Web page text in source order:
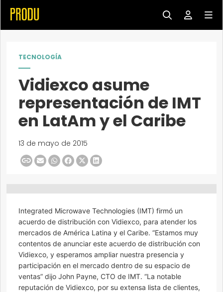
TECNOLOGÍA
Vidiexco asume
representación de IMT
en LatAm y el Caribe
13 de mayo de 2015
Integrated Microwave Technologies (IMT) firmó un
acuerdo de distribución con Vidiexco, para atender los
mercados de América Latina y el Caribe. “Estamos muy
contentos de anunciar este acuerdo de distribución con
Vidiexco, y esperamos ampliar nuestra presencia y
participación en el mercado dentro de su espacio de
ventas” dijo John Payne, CTO de IMT. “La notable
reputación de Vidiexco, por su extensa lista de clientes,